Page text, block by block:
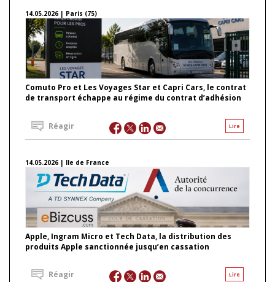
14.05.2026 | Paris (75)
Comuto Pro et Les Voyages Star et Capri Cars, le contrat
de transport échappe au régime du contrat d’adhésion
Lire
Réagir
14.05.2026 | Ile de France
Apple, Ingram Micro et Tech Data, la distribution des
produits Apple sanctionnée jusqu’en cassation
Lire
Réagir